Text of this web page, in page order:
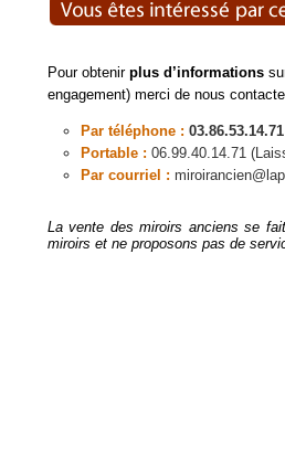
Pour obtenir plus d’informations
engagement) merci de nous
Par téléphone : 03.86.53.14.71
Portable : 06.99.40.14.71
Par courriel :
La vente des miroirs anciens se
miroirs et ne proposons pas de